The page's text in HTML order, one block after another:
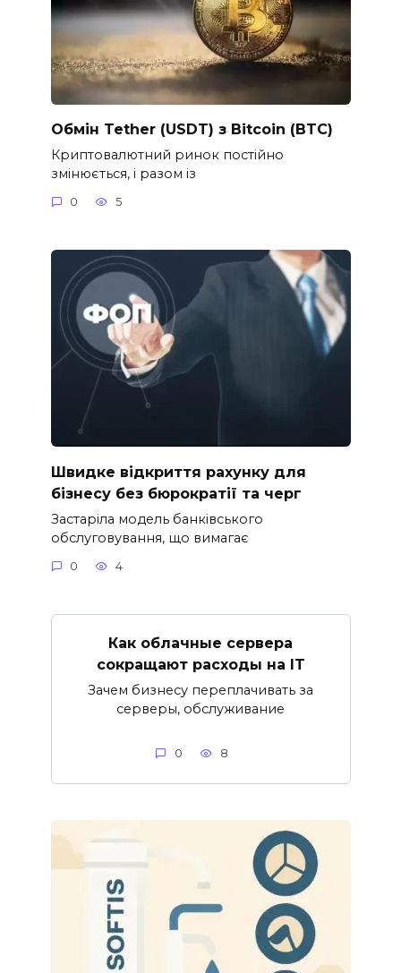
Обмін Tether (USDT) з Bitcoin (BTC)
Криптовалютний ринок постійно
змінюється, і разом із
0 5
Швидке відкриття рахунку для
бізнесу без бюрократії та черг
Застаріла модель банківського
обслуговування, що вимагає
0 4
Как облачные сервера
сокращают расходы на IT
Зачем бизнесу переплачивать за
серверы, обслуживание
0 8